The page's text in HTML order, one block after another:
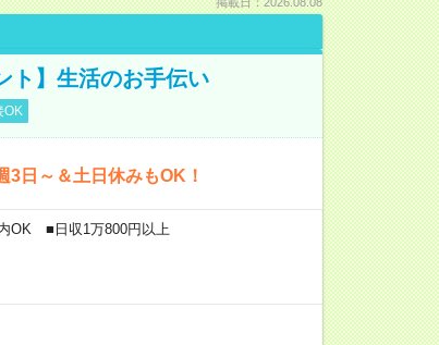
ト】生活のお手伝い
OK
日～＆土日休みもOK！
OK ■日収1万800円以上